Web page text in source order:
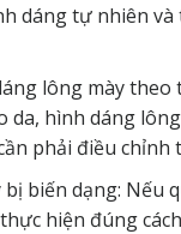
dáng tự nhiên
lông mày theo
da, hình dáng
phải điều chỉnh
biến dạng: Nếu
hiện đúng